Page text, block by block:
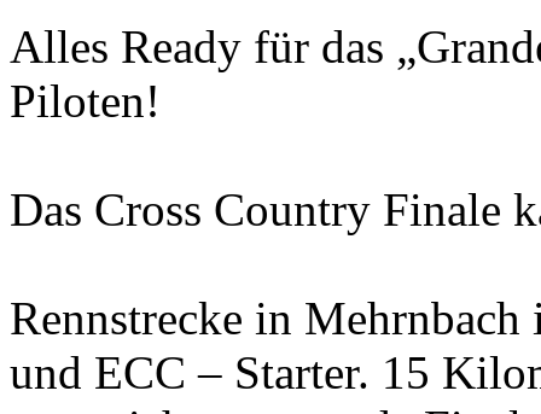
Alles Ready für das
Piloten!
Das Cross Country Finale
Rennstrecke in
und ECC – Starter. 15